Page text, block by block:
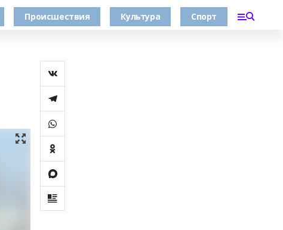
Происшествия Культура Спорт